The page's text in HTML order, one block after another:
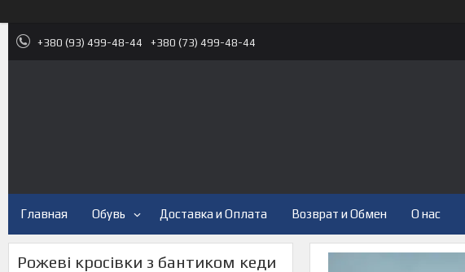
+380 (93) 499-48-44 +380 (73) 499-48-44
Главная Обувь Доставка и Оплата Возврат и Обмен О нас
Рожеві кросівки з бантиком кеди